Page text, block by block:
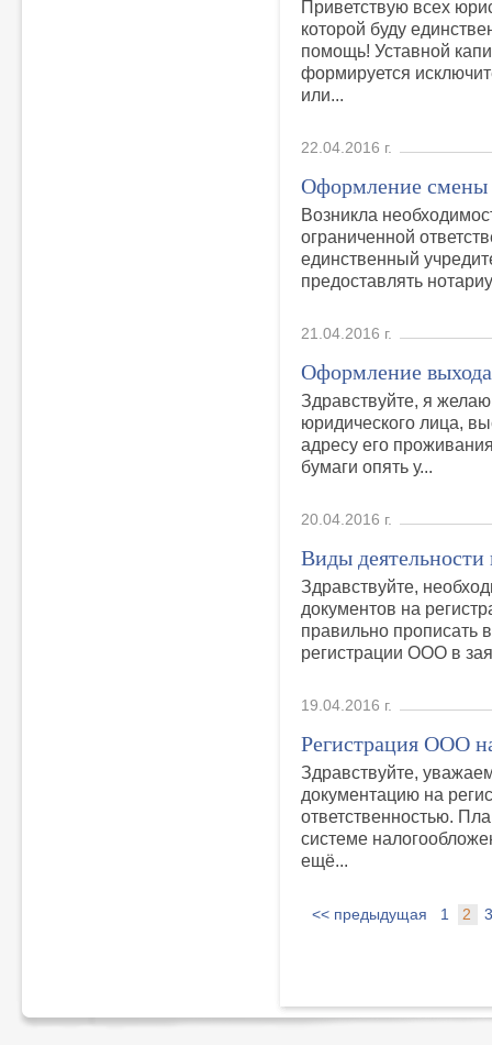
Приветствую всех
которой буду
помощь! Уставной
формируется
или...
22.04.2016 г.
Оформление
Возникла
ограниченной
единственный
предоставлять
21.04.2016 г.
Оформление
Здравствуйте, я
юридического лица,
адресу его
бумаги опять у...
20.04.2016 г.
Виды
Здравствуйте,
документов на
правильно прописать
регистрации ООО в
19.04.2016 г.
Регистрация ООО
Здравствуйте,
документацию на
ответственностью.
системе
ещё...
<< предыдущая 1 2